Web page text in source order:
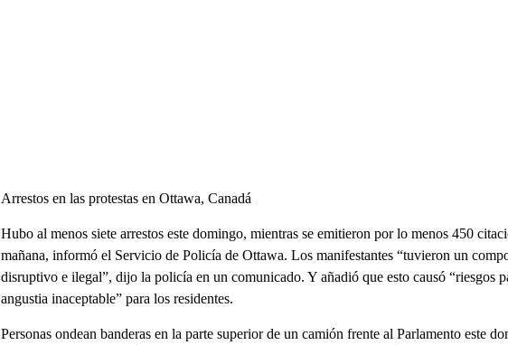
Arrestos en las protestas en Ottawa, Canadá
Hubo al menos siete arrestos este domingo, mientras se emitieron por lo menos 450
mañana, informó el Servicio de Policía de Ottawa. Los manifestantes “tuvieron un
disruptivo e ilegal”, dijo la policía en un comunicado. Y añadió que esto causó “riesgos
angustia inaceptable” para los residentes.
Personas ondean banderas en la parte superior de un camión frente al Parlamento este